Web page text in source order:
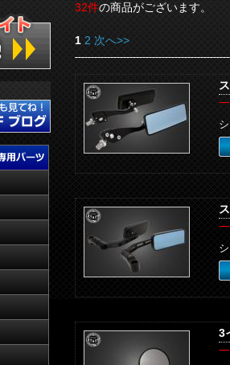
32件の商品がございます。
1 2 次へ>>
3